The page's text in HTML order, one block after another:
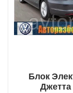
Блок